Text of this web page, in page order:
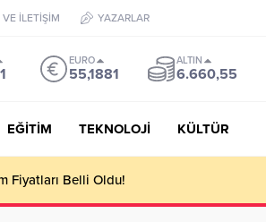
İLETİŞİM YAZARLAR
EURO
55,1881
ALTIN
6.660,55
EĞİTİM TEKNOLOJİ KÜLTÜR
Fiyatları Belli Oldu!